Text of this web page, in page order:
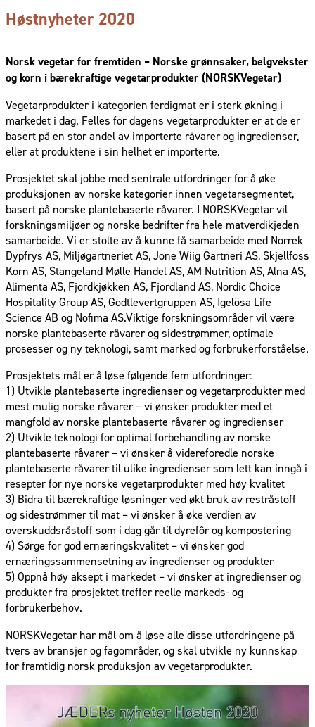
Høstnyheter 2020
Norsk vegetar for fremtiden – Norske grønnsaker, belgvekster
og korn i bærekraftige vegetarprodukter (NORSKVegetar)
Vegetarprodukter i kategorien ferdigmat er i sterk økning i
markedet i dag. Felles for dagens vegetarprodukter er at de er
basert på en stor andel av importerte råvarer og ingredienser,
eller at produktene i sin helhet er importerte.
Prosjektet skal jobbe med sentrale utfordringer for å øke
produksjonen av norske kategorier innen vegetarsegmentet,
basert på norske plantebaserte råvarer. I NORSKVegetar vil
forskningsmiljøer og norske bedrifter fra hele matverdikjeden
samarbeide. Vi er stolte av å kunne få samarbeide med Norrek
Dypfrys AS, Miljøgartneriet AS, Jone Wiig Gartneri AS, Skjellfoss
Korn AS, Stangeland Mølle Handel AS, AM Nutrition AS, Alna AS,
Alimenta AS, Fjordkjøkken AS, Fjordland AS, Nordic Choice
Hospitality Group AS, Godtlevertgruppen AS, Igelösa Life
Science AB og Nofima AS.Viktige forskningsområder vil være
norske plantebaserte råvarer og sidestrømmer, optimale
prosesser og ny teknologi, samt marked og forbrukerforståelse.
Prosjektets mål er å løse følgende fem utfordringer:
1) Utvikle plantebaserte ingredienser og vegetarprodukter med
mest mulig norske råvarer – vi ønsker produkter med et
mangfold av norske plantebaserte råvarer og ingredienser
2) Utvikle teknologi for optimal forbehandling av norske
plantebaserte råvarer – vi ønsker å videreforedle norske
plantebaserte råvarer til ulike ingredienser som lett kan inngå i
resepter for nye norske vegetarprodukter med høy kvalitet
3) Bidra til bærekraftige løsninger ved økt bruk av restråstoff
og sidestrømmer til mat – vi ønsker å øke verdien av
overskuddsråstoff som i dag går til dyrefôr og kompostering
4) Sørge for god ernæringskvalitet – vi ønsker god
ernæringssammensetning av ingredienser og produkter
5) Oppnå høy aksept i markedet – vi ønsker at ingredienser og
produkter fra prosjektet treffer reelle markeds- og
forbrukerbehov.
NORSKVegetar har mål om å løse alle disse utfordringene på
tvers av bransjer og fagområder, og skal utvikle ny kunnskap
for framtidig norsk produksjon av vegetarprodukter.